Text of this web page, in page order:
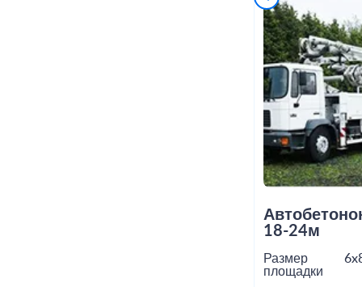
18-24м
Размер
площадки